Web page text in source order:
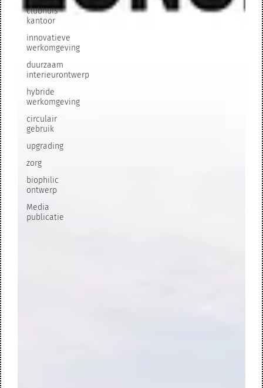
clubhuis
kantoor
innovatieve
werkomgeving
duurzaam
interieurontwerp
hybride
werkomgeving
circulair
gebruik
upgrading
zorg
biophilic
ontwerp
Media
publicatie